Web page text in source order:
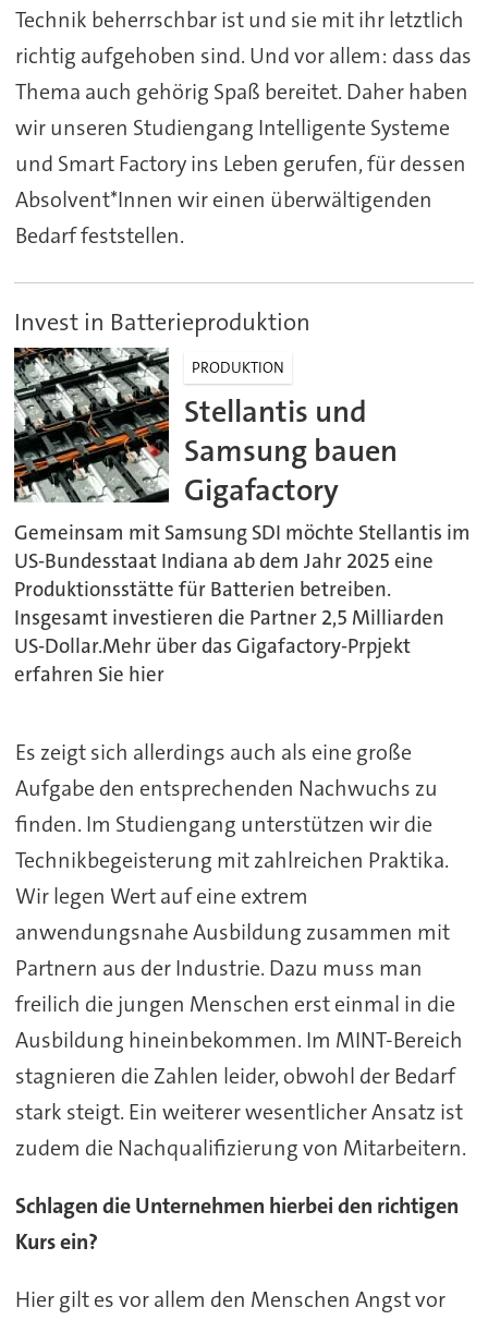
Technik beherrschbar ist und sie mit ihr letztlich
richtig aufgehoben sind. Und vor allem: dass das
Thema auch gehörig Spaß bereitet. Daher haben
wir unseren Studiengang Intelligente Systeme
und Smart Factory ins Leben gerufen, für dessen
Absolvent*Innen wir einen überwältigenden
Bedarf feststellen.
Invest in Batterieproduktion
PRODUKTION
Stellantis und
Samsung bauen
Gigafactory
Gemeinsam mit Samsung SDI möchte Stellantis im
US-Bundesstaat Indiana ab dem Jahr 2025 eine
Produktionsstätte für Batterien betreiben.
Insgesamt investieren die Partner 2,5 Milliarden
US-Dollar.Mehr über das Gigafactory-Prpjekt
erfahren Sie hier
Es zeigt sich allerdings auch als eine große
Aufgabe den entsprechenden Nachwuchs zu
finden. Im Studiengang unterstützen wir die
Technikbegeisterung mit zahlreichen Praktika.
Wir legen Wert auf eine extrem
anwendungsnahe Ausbildung zusammen mit
Partnern aus der Industrie. Dazu muss man
freilich die jungen Menschen erst einmal in die
Ausbildung hineinbekommen. Im MINT-Bereich
stagnieren die Zahlen leider, obwohl der Bedarf
stark steigt. Ein weiterer wesentlicher Ansatz ist
zudem die Nachqualifizierung von Mitarbeitern.
Schlagen die Unternehmen hierbei den richtigen
Kurs ein?
Hier gilt es vor allem den Menschen Angst vor